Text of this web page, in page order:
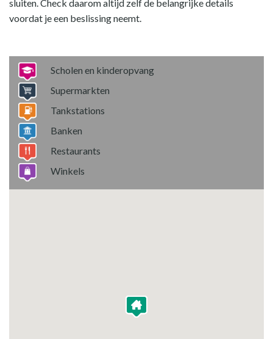
sluiten. Check daarom altijd zelf de belangrijke details
voordat je een beslissing neemt.
Scholen en kinderopvang
Supermarkten
Tankstations
Banken
Restaurants
Winkels